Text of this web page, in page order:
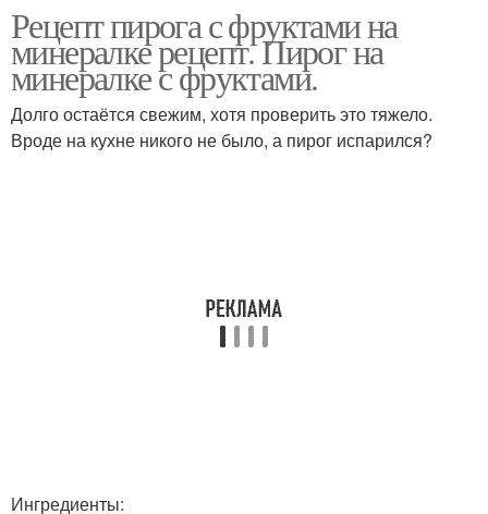
Рецепт пирога с фруктами на
минералке рецепт. Пирог на
минералке с фруктами.
Долго остаётся свежим, хотя проверить это тяжело.
Вроде на кухне никого не было, а пирог испарился?
Ингредиенты: